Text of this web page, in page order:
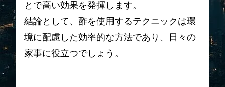
とで高い効果を発揮します。
結論として、酢を使用するテクニックは環
境に配慮した効率的な方法であり、日々の
家事に役立つでしょう。